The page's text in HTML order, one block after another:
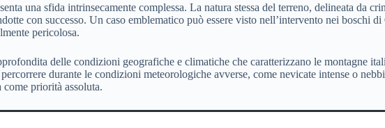
una sfida intrinsecamente complessa. La natura stessa del terreno, delineata da
con successo. Un caso emblematico può essere visto nell’intervento nei boschi
pericolosa.
delle condizioni geografiche e climatiche che caratterizzano le montagne
durante le condizioni meteorologiche avverse, come nevicate intense o
priorità assoluta.